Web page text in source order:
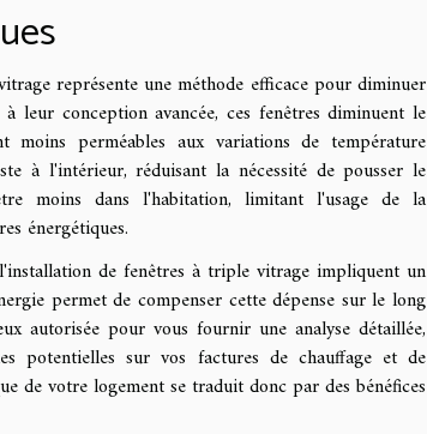
représente une méthode efficace pour diminuer
leur conception avancée, ces fenêtres diminuent le
perméables aux variations de température
à l'intérieur, réduisant la nécessité de pousser le
moins dans l'habitation, limitant l'usage de la
énergétiques.
de fenêtres à triple vitrage impliquent un
permet de compenser cette dépense sur le long
autorisée pour vous fournir une analyse détaillée,
potentielles sur vos factures de chauffage et de
de votre logement se traduit donc par des bénéfices